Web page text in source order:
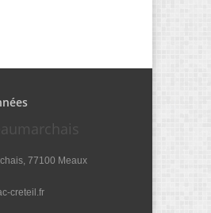
77100 Meaux
creteil.fr